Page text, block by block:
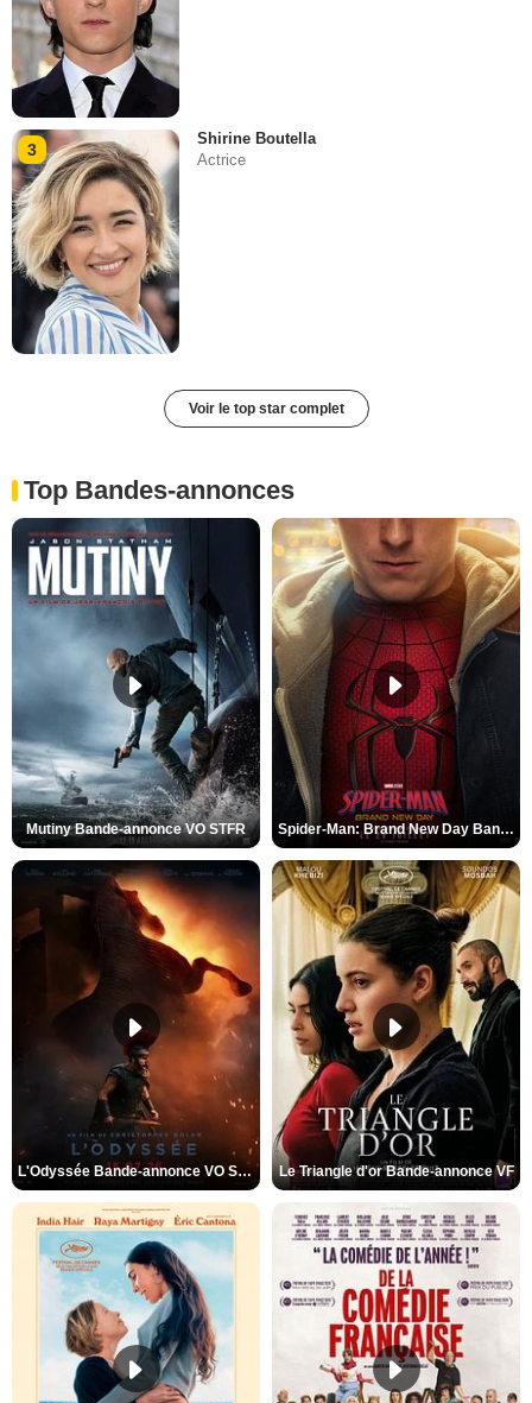
3
Shirine Boutella
Actrice
Voir le top star complet
Top Bandes-annonces
Mutiny Bande-annonce VO STFR Spider-Man: Brand New Day Bande-annonce VO STFR
L'Odyssée Bande-annonce VO STFR Le Triangle d'or Bande-annonce VF